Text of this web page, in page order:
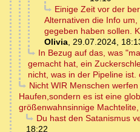
Einige Zeit vor der
Alternativen die Info
gegeben haben sollen.
Olivia, 29.07.2024,
In Bezug auf das, was
gemacht hat, ein
nicht, was in der Pipeline ist.
Nicht WIR Menschen
Haufen,sondern es ist eine
größenwahnsinnige Machtelite,
Du hast den Satanismus
18:22